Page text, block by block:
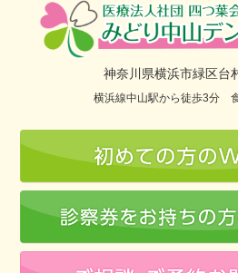
神奈川県横浜市緑区台
横浜線中山駅から徒歩3分